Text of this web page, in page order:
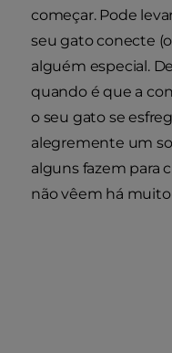
começar. Pode
seu gato conecte
alguém especial.
quando é que a
o seu gato se
alegremente um
alguns fazem para
não vêem há